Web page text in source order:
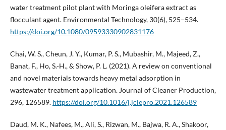
water treatment pilot plant with Moringa oleifera extract as
flocculant agent. Environmental Technology, 30(6), 525–534.
https://doi.org/10.1080/09593330902831176
Chai, W. S., Cheun, J. Y., Kumar, P. S., Mubashir, M., Majeed, Z.,
Banat, F., Ho, S.-H., & Show, P. L. (2021). A review on conventional
and novel materials towards heavy metal adsorption in
wastewater treatment application. Journal of Cleaner Production,
296, 126589. https://doi.org/10.1016/j.jclepro.2021.126589
Daud, M. K., Nafees, M., Ali, S., Rizwan, M., Bajwa, R. A., Shakoor,